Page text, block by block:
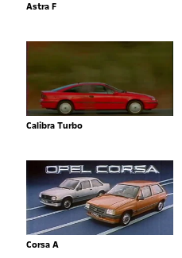
Astra F
Calibra Turbo
Corsa A